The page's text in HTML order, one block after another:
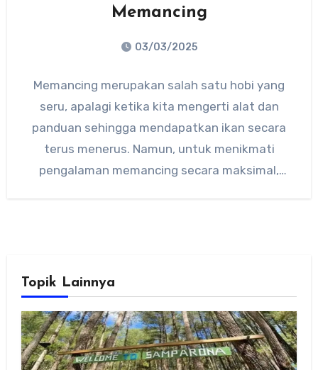
Memancing
03/03/2025
Comments
Memancing merupakan salah satu hobi yang
seru, apalagi ketika kita mengerti alat dan
panduan sehingga mendapatkan ikan secara
terus menerus. Namun, untuk menikmati
pengalaman memancing secara maksimal,
Topik Lainnya